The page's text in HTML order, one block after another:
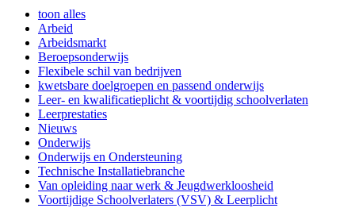
toon alles
Arbeid
Arbeidsmarkt
Beroepsonderwijs
Flexibele schil van bedrijven
kwetsbare doelgroepen en passend onderwijs
Leer- en kwalificatieplicht & voortijdig schoolverlaten
Leerprestaties
Nieuws
Onderwijs
Onderwijs en Ondersteuning
Technische Installatiebranche
Van opleiding naar werk & Jeugdwerkloosheid
Voortijdige Schoolverlaters (VSV) & Leerplicht